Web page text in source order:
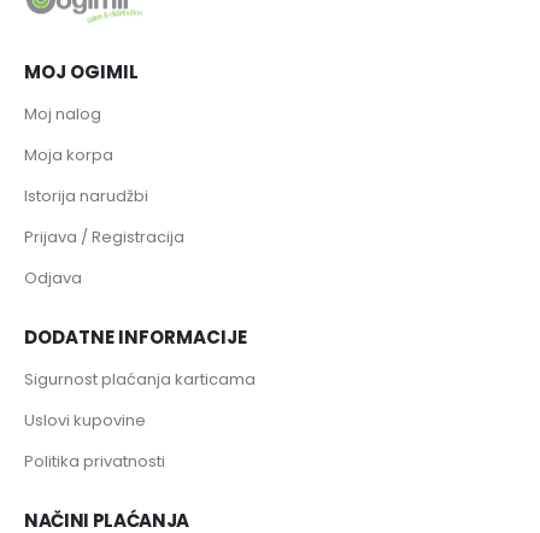
MOJ OGIMIL
Moj nalog
Moja korpa
Istorija narudžbi
Prijava / Registracija
Odjava
DODATNE INFORMACIJE
Sigurnost plaćanja karticama
Uslovi kupovine
Politika privatnosti
NAČINI PLAĆANJA